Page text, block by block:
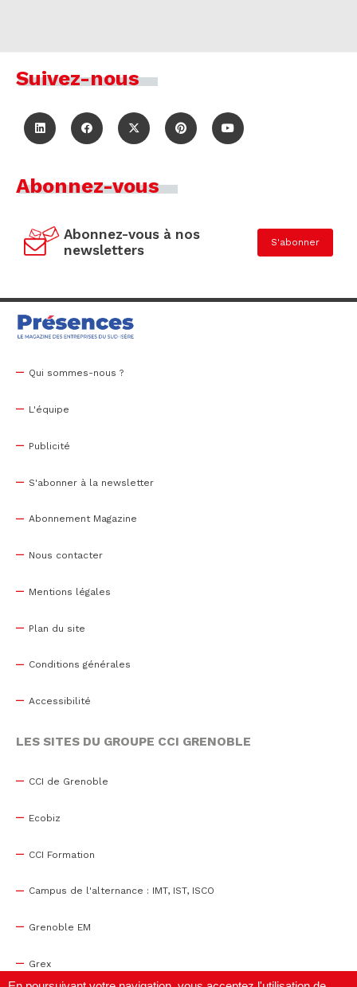
Suivez-nous
Abonnez-vous
Abonnez-vous à nos
newsletters
S'abonner
Qui sommes-nous ?
L'équipe
Publicité
S'abonner à la newsletter
Abonnement Magazine
Nous contacter
Mentions légales
Plan du site
Conditions générales
Accessibilité
LES SITES DU GROUPE CCI GRENOBLE
CCI de Grenoble
Ecobiz
CCI Formation
Campus de l'alternance : IMT, IST, ISCO
Grenoble EM
Grex